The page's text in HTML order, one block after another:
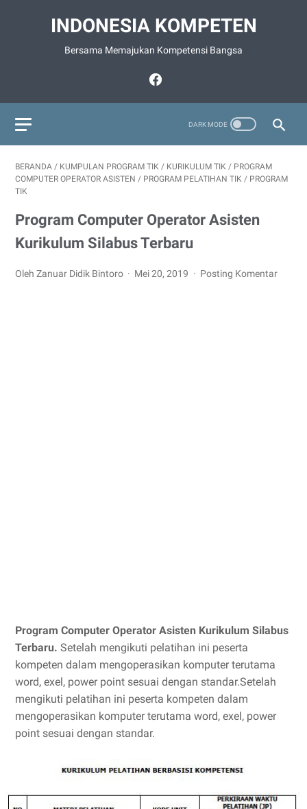
INDONESIA KOMPETEN
Bersama Memajukan Kompetensi Bangsa
BERANDA / KUMPULAN PROGRAM TIK / KURIKULUM TIK / PROGRAM
COMPUTER OPERATOR ASISTEN / PROGRAM PELATIHAN TIK / PROGRAM
TIK
Program Computer Operator Asisten
Kurikulum Silabus Terbaru
Oleh Zanuar Didik Bintoro Mei 20, 2019 Posting Komentar
Program Computer Operator Asisten Kurikulum Silabus
Terbaru. Setelah mengikuti pelatihan ini peserta
kompeten dalam mengoperasikan komputer terutama
word, exel, power point sesuai dengan standar.Setelah
mengikuti pelatihan ini peserta kompeten dalam
mengoperasikan komputer terutama word, exel, power
point sesuai dengan standar.